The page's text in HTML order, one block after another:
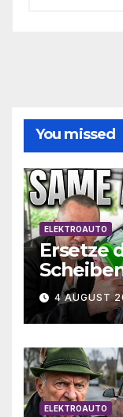
You missed
ELEKTROAUTO
Ersetze
das
halben
4 AUGUST
ELEKTROAUTO